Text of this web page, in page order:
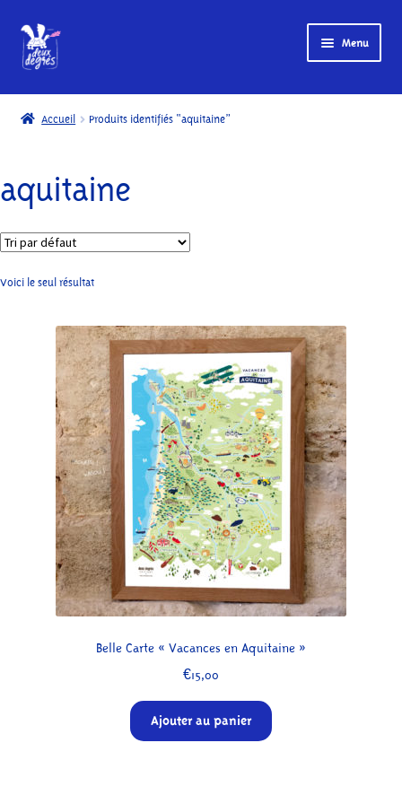
Menu
Accueil
My account
Page d’exemple
Paiement
Conditions d’utilisation
À propos
Accueil Produits identifiés “aquitaine”
aquitaine
Voici le seul résultat
Belle Carte « Vacances en Aquitaine »
€15,00
Ajouter au panier